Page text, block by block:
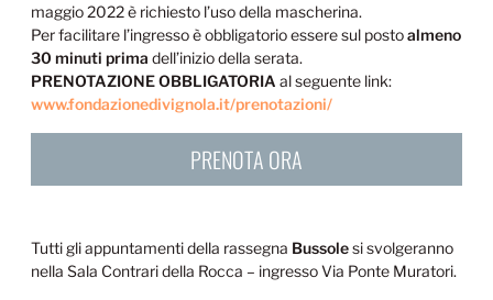
maggio 2022 è richiesto l’uso della mascherina.
Per facilitare l’ingresso è obbligatorio essere sul postoalmeno
30 minuti prima dell’inizio della serata.
PRENOTAZIONE OBBLIGATORIA al seguente link:
www.fondazionedivignola.it/prenotazioni/
PRENOTA ORA
Tutti gli appuntamenti della rassegna Bussolesi svolgeranno
nella Sala Contrari della Rocca – ingresso Via Ponte Muratori.